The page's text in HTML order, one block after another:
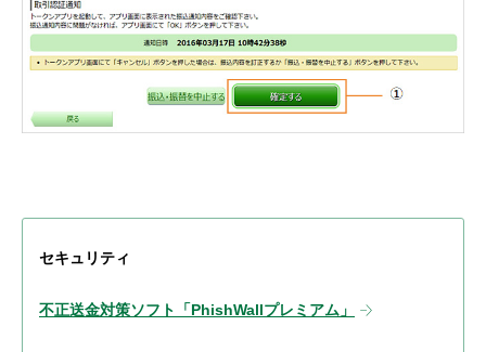
セキュリティ
不正送金対策ソフト「PhishWallプレミアム」